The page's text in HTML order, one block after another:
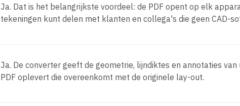
Ja. Dat is het belangrijkste voordeel: de PDF opent op elk
tekeningen kunt delen met klanten en collega's die geen CAD-
Ja. De converter geeft de geometrie, lijndiktes en annotaties
PDF oplevert die overeenkomt met de originele lay-out.